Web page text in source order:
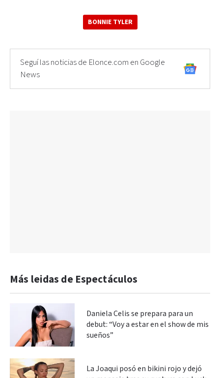
BONNIE TYLER
Seguí las noticias de Elonce.com en Google
News
Más leidas de Espectáculos
Daniela Celis se prepara para un
debut: “Voy a estar en el show de mis
sueños”
La Joaqui posó en bikini rojo y dejó